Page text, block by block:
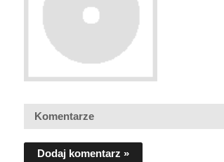
Komentarze
Dodaj komentarz »